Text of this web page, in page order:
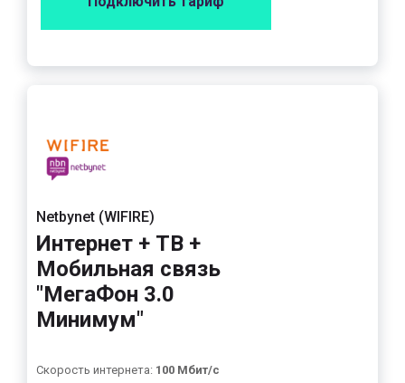
Netbynet (WIFIRE)
Интернет + ТВ +
Мобильная связь
"МегаФон 3.0
Минимум"
Скорость интернета: 100 Мбит/с